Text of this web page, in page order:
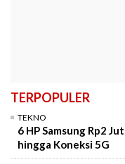
TERPOPULER
TEKNO
6 HP Samsung Rp2
hingga Koneksi 5G